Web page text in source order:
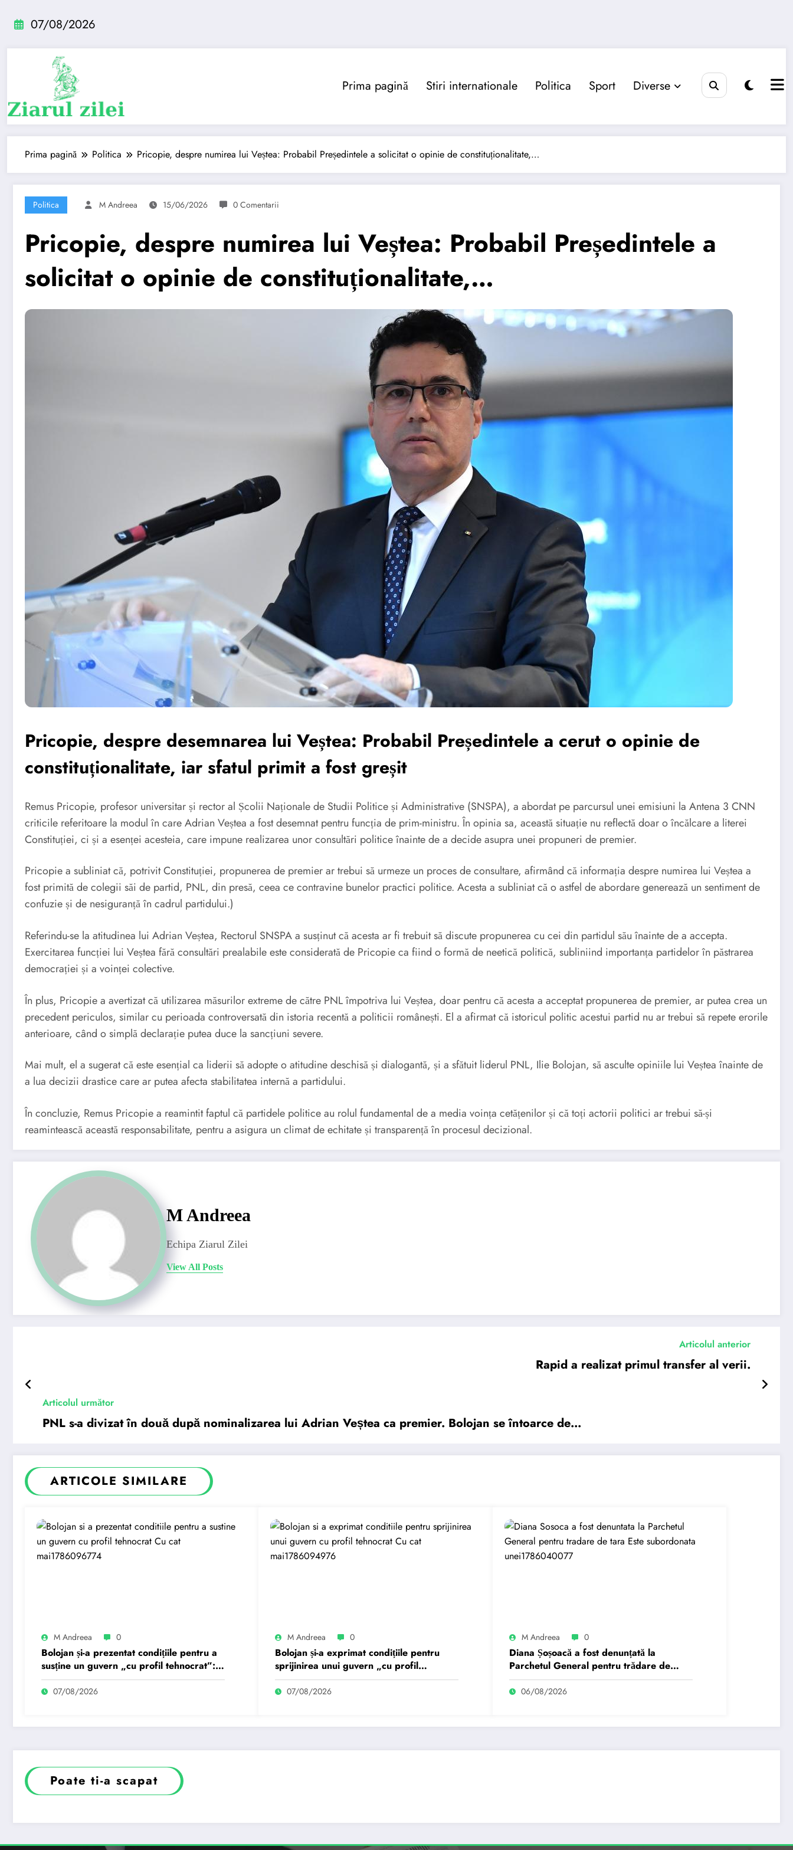
07/08/2026
Prima pagină Stiri internationale Politica Sport Diverse
Prima pagină Politica Pricopie, despre numirea lui Veștea: Probabil Președintele a solicitat o opinie de constituționalitate,…
Politica M Andreea 15/06/2026 0 Comentarii
Pricopie, despre numirea lui Veștea: Probabil Președintele a
solicitat o opinie de constituționalitate,…
Pricopie, despre desemnarea lui Veștea: Probabil Președintele a cerut o opinie de
constituționalitate, iar sfatul primit a fost greșit
Remus Pricopie, profesor universitar și rector al Școlii Naționale de Studii Politice și Administrative (SNSPA), a abordat pe parcursul unei emisiuni la Antena 3 CNN
criticile referitoare la modul în care Adrian Veștea a fost desemnat pentru funcția de prim-ministru. În opinia sa, această situație nu reflectă doar o încălcare a literei
Constituției, ci și a esenței acesteia, care impune realizarea unor consultări politice înainte de a decide asupra unei propuneri de premier.
Pricopie a subliniat că, potrivit Constituției, propunerea de premier ar trebui să urmeze un proces de consultare, afirmând că informația despre numirea lui Veștea a
fost primită de colegii săi de partid, PNL, din presă, ceea ce contravine bunelor practici politice. Acesta a subliniat că o astfel de abordare generează un sentiment de
confuzie și de nesiguranță în cadrul partidului.)
Referindu-se la atitudinea lui Adrian Veștea, Rectorul SNSPA a susținut că acesta ar fi trebuit să discute propunerea cu cei din partidul său înainte de a accepta.
Exercitarea funcției lui Veștea fără consultări prealabile este considerată de Pricopie ca fiind o formă de neetică politică, subliniind importanța partidelor în păstrarea
democrației și a voinței colective.
În plus, Pricopie a avertizat că utilizarea măsurilor extreme de către PNL împotriva lui Veștea, doar pentru că acesta a acceptat propunerea de premier, ar putea crea un
precedent periculos, similar cu perioada controversată din istoria recentă a politicii românești. El a afirmat că istoricul politic acestui partid nu ar trebui să repete erorile
anterioare, când o simplă declarație putea duce la sancțiuni severe.
Mai mult, el a sugerat că este esențial ca liderii să adopte o atitudine deschisă și dialogantă, și a sfătuit liderul PNL, Ilie Bolojan, să asculte opiniile lui Veștea înainte de
a lua decizii drastice care ar putea afecta stabilitatea internă a partidului.
În concluzie, Remus Pricopie a reamintit faptul că partidele politice au rolul fundamental de a media voința cetățenilor și că toți actorii politici ar trebui să-și
reamintească această responsabilitate, pentru a asigura un climat de echitate și transparență în procesul decizional.
M Andreea
Echipa Ziarul Zilei
View All Posts
Articolul anterior
Rapid a realizat primul transfer al verii.
Articolul următor
PNL s-a divizat în două după nominalizarea lui Adrian Veștea ca premier. Bolojan se întoarce de…
ARTICOLE SIMILARE
M Andreea 0
Bolojan și-a prezentat condițiile pentru a
susține un guvern „cu profil tehnocrat”:
„Cu cât mai…
07/08/2026
M Andreea 0
Bolojan și-a exprimat condițiile pentru
sprijinirea unui guvern „cu profil
tehnocrat”: „Cu cât mai…
07/08/2026
M Andreea 0
Diana Șoșoacă a fost denunțată la
Parchetul General pentru trădare de
țară: „Este subordonată unei…”
06/08/2026
Poate ti-a scapat